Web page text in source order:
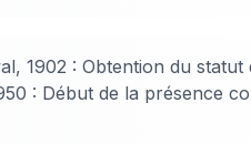
1902 : Obtention du statut
: Début de la présence